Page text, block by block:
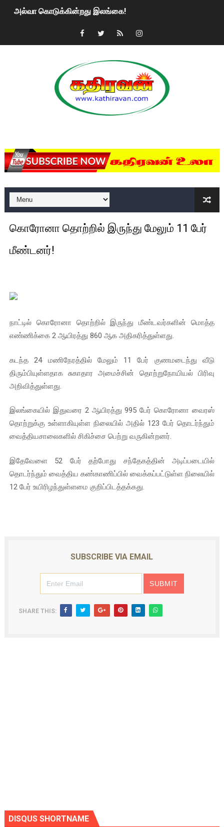
அல்வா கொடுக்கின்றது இலங்கை!
2ஆம் நாள் உக்ரைன் யுத்தம்!! எங்களைத் தனிமையில்
மகிந்த ராஜபக்சே பதவி விலக திட்டம்?
ரவுடி பேபிக்கு நடந்த தரமான சம்பவம்.. ஆபாச வீடியோக்களால்
குண்டை தூக்கிப்போட்ட ஆய்வு…. இந்தியாவின் “கோவிஷீல்டு”
யாழில் தமிழின தலைவர் பிரபாகரனின் பிறந்தநாளை
ஏர்போர்ட்டில் உதைத்த நபர் யார், என்ன நடந்தது?: உண்மையை
சீனா இலங்கையிடம் 8 மில்லியன் அமெரிக்க டொலர் நட்டஈடு
01/11/2021 Scotland ல் நடைபெறும் கண்டனப்
கைது செய்யப்பட்ட இளைஞன் உயிரிழப்பு - கொதித்தெழுந்த
சிறுமியை பாலியல் வன்கொடுமை செய்த முதியவருக்கு
வடிவேலுவுக்கு நீதிமன்றம் விதித்துள்ள அதிரடி உத்தரவு!
தியாகதீபம் லெப்.கேணல் திலீபன், கேணல் சங்கர் ஆகியோரின்
ஐ.நா முன்றலில் சீரற்ற காலநிலையிலும் தமிழின அழிப்பிற்கு
இளையராஜா – கமல் அவசர சந்திப்பு (படங்கள், விடியோ)
வலிமை தான் அஜித் திரைப்பயணத்திலே அதிக காலெக்ஷன் செய்த
கொரோனா தொற்றில் இருந்து மேலும் 11 பேர்
மீண்டனர்!
நாட்டில் கொரோனா தொற்றில் இருந்து மீண்டவர்களின் மொத்த
எண்ணிக்கை 2 ஆயிரத்து 860 ஆக அதிகரித்துள்ளது.
கடந்த 24 மணிநேரத்தில் மேலும் 11 பேர் குணமடைந்து வீடு
திரும்பியுள்ளதாக சுகாதார அமைச்சின் தொற்றுநோயியல் பிரிவு
அறிவித்துள்ளது.
இலங்கையில் இதுவரை 2 ஆயிரத்து 995 பேர் கொரோனா வைரஸ்
தொற்றுக்கு உள்ளாகியுள்ள நிலையில் அதில் 123 பேர் தொடர்ந்தும்
வைத்தியசாலைகளில் சிகிச்சை பெற்று வருகின்றனர்.
இதேவேளை 52 பேர் தற்போது சந்தேகத்தின் அடிப்படையில்
தொடர்ந்தும் வைத்திய கண்காணிப்பில் வைக்கப்பட்டுள்ள நிலையில்
12 பேர் உயிரிழந்துள்ளமை குறிப்பிடத்தக்கது.
SUBSCRIBE VIA EMAIL
SHARE THIS:
DISQUS SHORTNAME